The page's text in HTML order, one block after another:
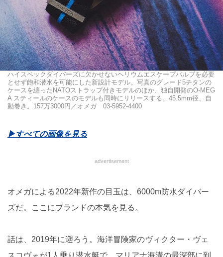
ハイスペックダイバーズに欠かせないヘリウムエスケープバルブを必要
とせず飽和潜水を可能にした新設計モデル。写真のグレード5チタンの
ケースを纏ったNATOストラップ付きモデルのほか、独自開発のO-MEG
A スティールのケースのモデルも同時にリリースする。45.5mm径、自
動巻き。157万3000円／オメガ 03-5952-4400
▶︎すべての画像を見る
advertisement
オメガによる2022年新作の目玉は、6000m防水ダイバー
ズだ。ここにブランドの本気を見る。
話は、2019年に遡ろう。海洋冒険家のヴィクター・ヴェ
スコヴォが1人乗り潜水艇で、マリアナ海溝の最深部に到